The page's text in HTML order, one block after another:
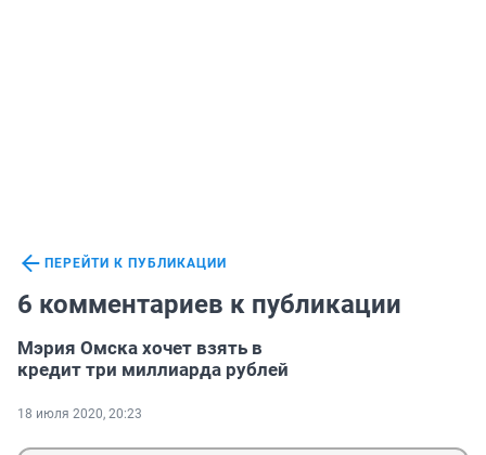
ПЕРЕЙТИ К ПУБЛИКАЦИИ
6 комментариев к публикации
Мэрия Омска хочет взять в
кредит три миллиарда рублей
18 июля 2020, 20:23